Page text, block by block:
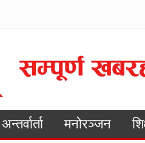
अन्तर्वार्ता मनोरञ्जन